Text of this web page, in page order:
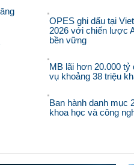
OPES ghi dấu tại
2026 với chiến lược
bền vững
MB lãi hơn 20.000 tỷ
vụ khoảng 38 triệu
Ban hành danh mục
khoa học và công